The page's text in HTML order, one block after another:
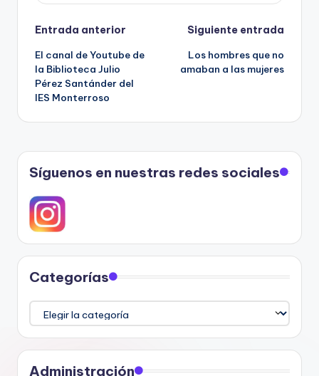
Navegación
de
entradas
Entrada anterior
El canal de Youtube de
la Biblioteca Julio
Pérez Santánder del
IES Monterroso
Siguiente entrada
Los hombres que no
amaban a las mujeres
Síguenos en nuestras redes sociales
Categorías
Categorías
Administración